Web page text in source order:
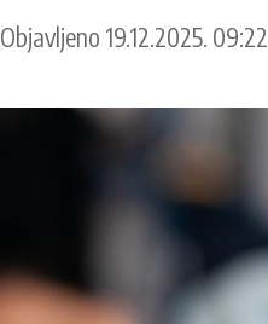
Objavljeno 19.12.2025. 09:22